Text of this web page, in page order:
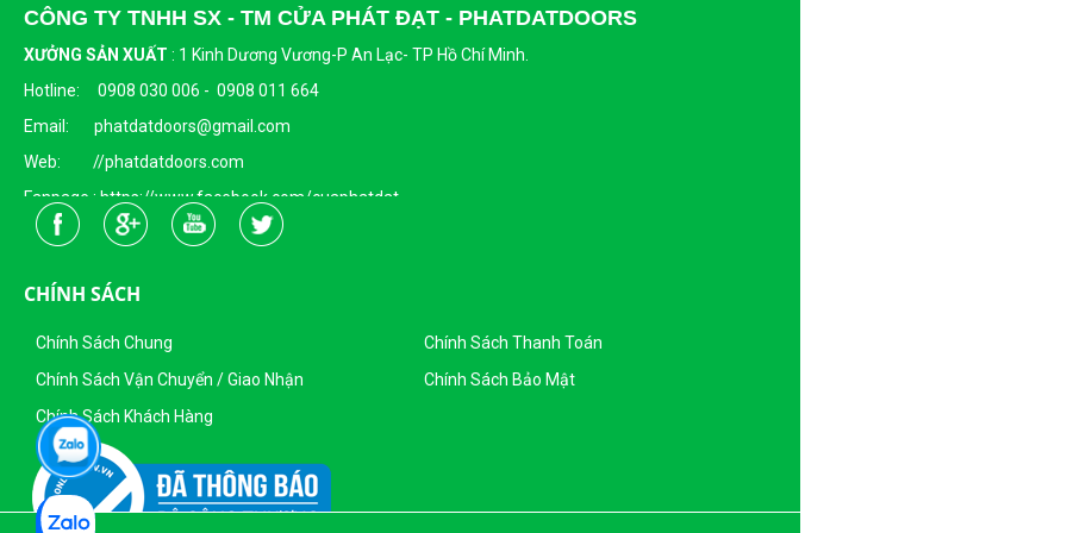
CÔNG TY TNHH SX - TM CỬA PHÁT ĐẠT - PHATDATDOORS
XƯỞNG SẢN XUẤT : 1 Kinh Dương Vương-P An Lạc- TP Hồ Chí Minh.
Hotline: 0908 030 006 - 0908 011 664
Email: phatdatdoors@gmail.com
Web: //phatdatdoors.com
Fanpage : https://www.facebook.com/cuaphatdat
Người Đại Diện Pháp Luật: Bà Đặng Thị Thu Trang - Giám Đốc
Ngày Cấp: 16/04/2015
Nơi Cấp: Sở KHĐT Thành Phố Hồ Chí Minh
Sản Phẩm Của Công Ty TNHH SX - TM CỬA PHÁT ĐẠT
CHÍNH SÁCH
Chính Sách Chung
Chính Sách Thanh Toán
Chính Sách Vận Chuyển / Giao Nhận
Chính Sách Bảo Mật
Chính Sách Khách Hàng